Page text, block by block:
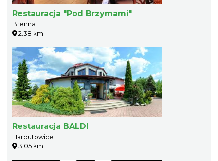
Restauracja "Pod Brzymami"
Brenna
2.38 km
Restauracja BALDI
Harbutowice
3.05 km